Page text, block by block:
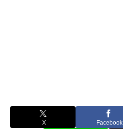
X Facebook